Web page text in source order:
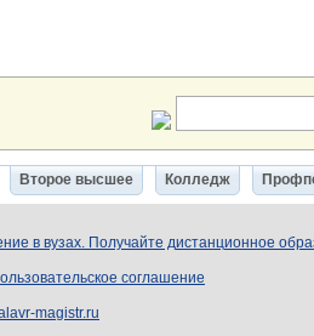
Второе высшее Колледж
в вузах. Получайте дистанционное
соглашение
magistr.ru